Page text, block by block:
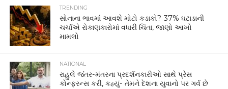
TRENDING
સોનાના ભાવમાં આવશે મોટો કડાકો? 37% ઘટાડાની
ચર્ચાએ રોકાણકારોમાં વધારી ચિંતા, જાણો આખો
મામલો
NATIONAL
રાહુલે જંતર-મંતરના પ્રદર્શનકારીઓ સાથે પ્રેસ
કોન્ફરન્સ કરી, કહ્યું- તેમને દેશના યુવાનો પર ગર્વ છે